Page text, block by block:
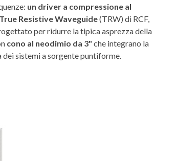
un driver a compressione al
True Resistive Waveguide(TRW) di RCF,
per ridurre la tipica asprezza della
cono al neodimio da 3" che integrano la
sistemi a sorgente puntiforme.